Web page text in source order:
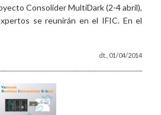
Consolider MultiDark (2-4 abril),
se reunirán en el IFIC. En el
dt., 01/04/2014